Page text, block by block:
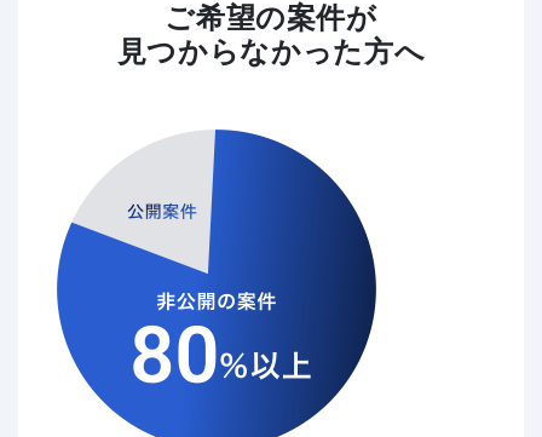
ご希望の案件が
見つからなかった方へ